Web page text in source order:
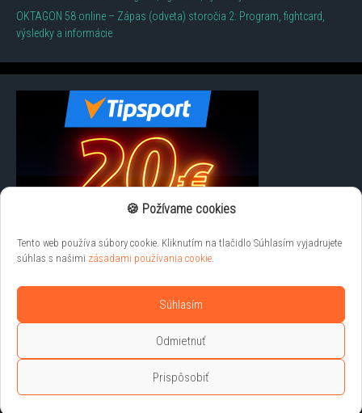
🍪 Požívame cookies
Tento web používa súbory cookie. Kliknutím na tlačidlo Súhlasím vyjadrujete
súhlas s našimi zásadami používania cookie.
Súhlasím
Odmietnuť
Prispôsobiť
OKTAGON 58 online – Zápas (odveta) storočia 2: Program, fightcard,
výsledky a informácie
Liveprenosy.net © 2026